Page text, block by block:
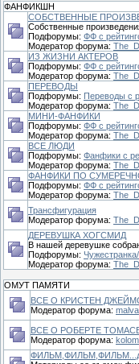
ФАНФИКШН
СОБСТВЕННЫЕ
Собственные
Подфорумы: ФФ с
Модератор форума:
ИЗ ЖИЗНИ АКТЕРОВ
Подфорумы: ФФ с
Модератор форума:
ПЕРЕВОДЫ
Подфорумы: Переводы с
Модератор форума:
МИНИ-ФАНФИКИ
Подфорумы: ФФ с
Модератор форума:
ВСЕ ЛЮДИ
Подфорумы: Фанфики с
Модератор форума:
ФАНФИКИ ПО
Подфорумы: ФФ с
Модератор форума:
Трансфигурация
Модератор форума:
ДЕРЕВУШКА ХОГСМИД
В нашей деревушке
Подфорумы:
Модератор форума:
ОМУТ ПАМЯТИ
ВСЕ О КРИСТЕН
Модератор форума: malva
ВСЕ О РОБЕРТЕ
Модератор форума: